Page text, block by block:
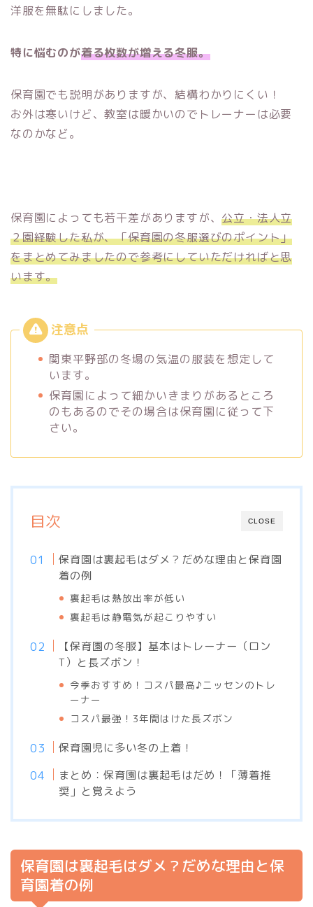
洋服を無駄にしました。
特に悩むのが着る枚数が増える冬服。
保育園でも説明がありますが、結構わかりにくい！
お外は寒いけど、教室は暖かいのでトレーナーは必要
なのかなど。
保育園によっても若干差がありますが、公立・法人立
２園経験した私が、「保育園の冬服選びのポイント」
をまとめてみましたので参考にしていただければと思
います。
関東平野部の冬場の気温の服装を想定して
います。
保育園によって細かいきまりがあるところ
のもあるのでその場合は保育園に従って下
さい。
CLOSE
目次
保育園は裏起毛はダメ？だめな理由と保育園
着の例
裏起毛は熱放出率が低い
裏起毛は静電気が起こりやすい
【保育園の冬服】基本はトレーナー（ロン
T）と長ズボン！
今季おすすめ！コスパ最高♪ニッセンのトレ
ーナー
コスパ最強！3年間はけた長ズボン
保育園児に多い冬の上着！
まとめ：保育園は裏起毛はだめ！「薄着推
奨」と覚えよう
保育園は裏起毛はダメ？だめな理由と保
育園着の例